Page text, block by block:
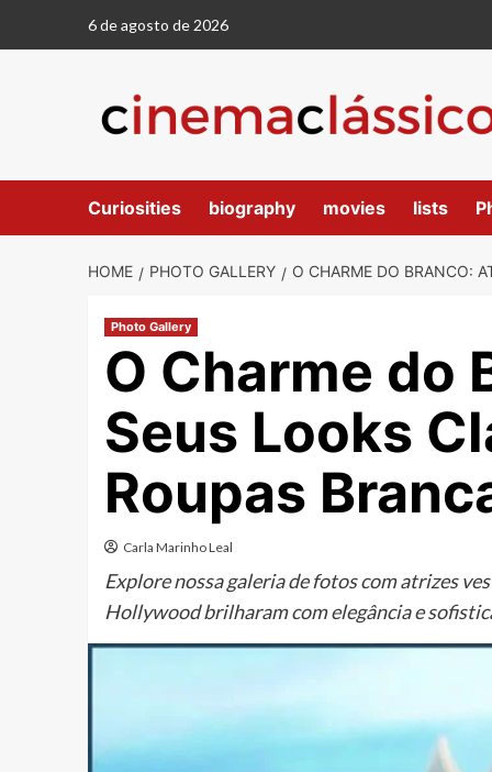
6 de agosto de 2026
Curiosities biography movies lists
HOME PHOTO GALLERY O CHARME DO BRANCO:
Photo Gallery
O Charme do
Seus Looks
Roupas
Carla Marinho Leal
Explore nossa galeria de fotos com atrizes
Hollywood brilharam com elegância e